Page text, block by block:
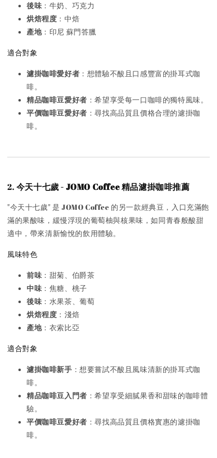
後味：牛奶、巧克力
烘焙程度 ：中焙
產地：印尼 蘇門答臘
適合對象
濾掛咖啡愛好者 ：想體驗不酸且口感豐富的掛耳式咖
啡。
精品咖啡豆愛好者 ：希望享受每一口咖啡的獨特風味。
平價咖啡豆愛好者 ：尋找高品質且價格合理的濾掛咖
啡。
2. 今天十七歲 - JOMO Coffee 精品濾掛咖啡推薦
"今天十七歲" 是 JOMO Coffee 的另一款經典豆，入口充滿飽
滿的果酸味，緩慢浮現的葡萄柚與核果味，如同青春般酸甜
適中，帶來清新愉悅的飲用體驗。
風味特色
前味：甜菊、伯爵茶
中味：焦糖、桃子
後味：水果茶、葡萄
烘焙程度 ：淺焙
產地：衣索比亞
適合對象
濾掛咖啡新手 ：想要嘗試不酸且風味清新的掛耳式咖
啡。
精品咖啡豆入門者 ：希望享受細膩果香和甜味的咖啡體
驗。
平價咖啡豆愛好者 ：尋找高品質且價格實惠的濾掛咖
啡。